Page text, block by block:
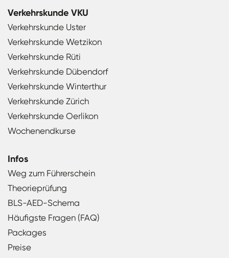
Verkehrskunde VKU
Verkehrskunde Uster
Verkehrskunde Wetzikon
Verkehrskunde Rüti
Verkehrskunde Dübendorf
Verkehrskunde Winterthur
Verkehrskunde Zürich
Verkehrskunde Oerlikon
Wochenendkurse
Infos
Weg zum Führerschein
Theorieprüfung
BLS-AED-Schema
Häufigste Fragen (FAQ)
Packages
Preise